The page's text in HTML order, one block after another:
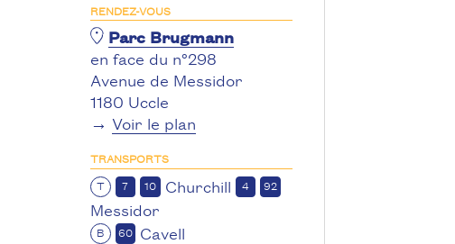
RENDEZ-VOUS
Parc Brugmann
en face du n°298
Avenue de Messidor
1180 Uccle
→ Voir le plan
TRANSPORTS
T
7 10 Churchill 4 92
Messidor
B 60 Cavell